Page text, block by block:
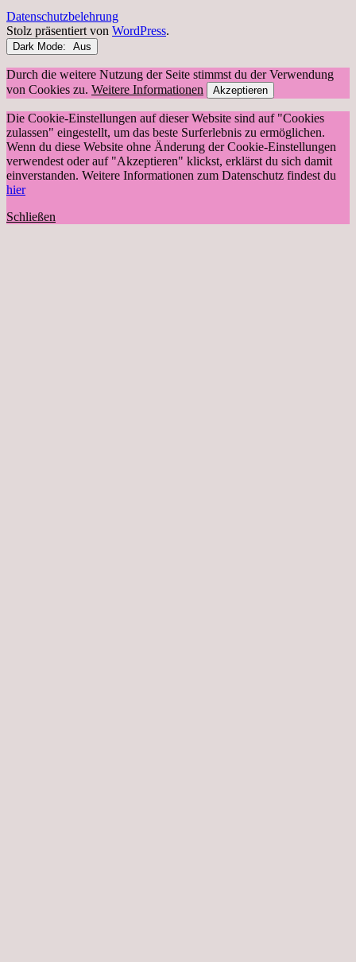
Datenschutzbelehrung
Stolz präsentiert von WordPress.
Dark Mode:
Durch die weitere Nutzung der Seite stimmst du der Verwendung
von Cookies zu. Weitere Informationen Akzeptieren
Die Cookie-Einstellungen auf dieser Website sind auf "Cookies
zulassen" eingestellt, um das beste Surferlebnis zu ermöglichen.
Wenn du diese Website ohne Änderung der Cookie-Einstellungen
verwendest oder auf "Akzeptieren" klickst, erklärst du sich damit
einverstanden. Weitere Informationen zum Datenschutz findest du
hier
Schließen